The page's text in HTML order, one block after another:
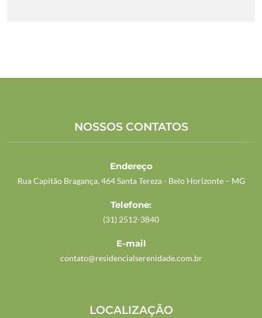
NOSSOS CONTATOS
Endereço
Rua Capitão Bragança, 464 Santa Tereza - Belo Horizonte – MG
Telefone:
(31) 2512-3840
E-mail
contato@residencialserenidade.com.br
LOCALIZAÇÃO